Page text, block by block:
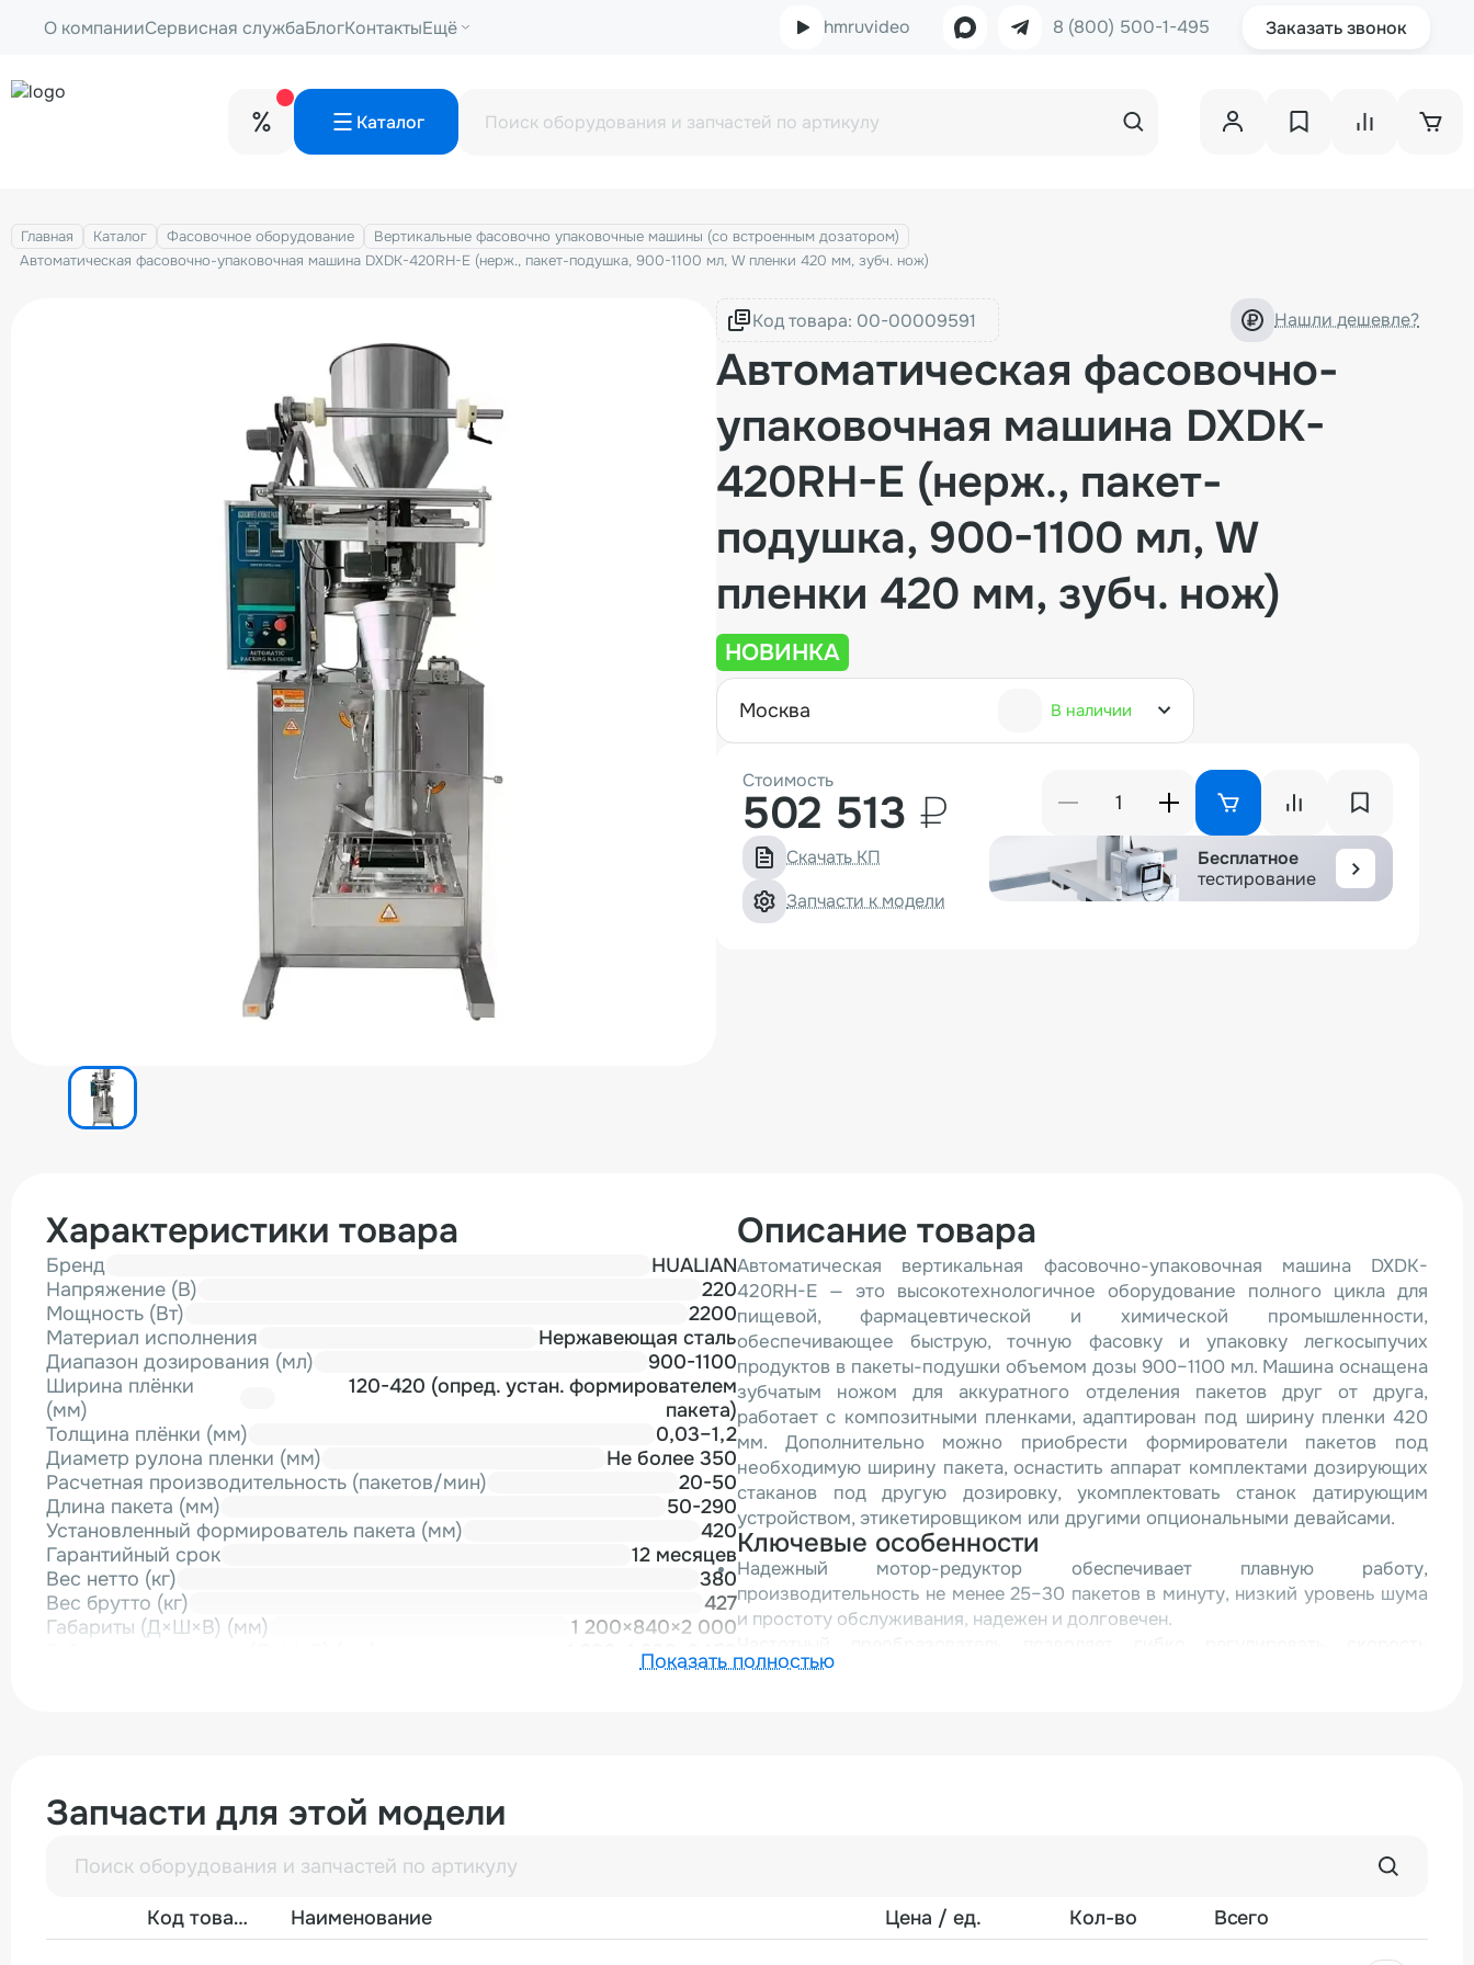
О компанииСервисная службаБлогКонтактыЕщё hmruvideo 8 (800) 500-1-495 Заказать звонок
Каталог
Главная Каталог Фасовочноe оборудование
Вертикальные фасовочно упаковочные машины (со встроенным дозатором)
Автоматическая фасовочно-упаковочная машина DXDK-420RH-E (нерж., пакет-подушка, 900-1100 мл, W пленки 420 мм, зубч. нож)
Код товара: Нашли дешевле?
Автоматическая фасовочно-
упаковочная машина DXDK-
420RH-E (нерж., пакет-
подушка, 900-1100 мл, W
пленки 420 мм, зубч. нож)
НОВИНКА
москва В наличии
Стоимость
502 513 ₽
Скачать КП
Запчасти к модели
Бесплатное
тестирование
Характеристики товара
Бренд
HUALIAN
Напряжение (В)
220
Мощность (Вт)
2200
Материал исполнения
Нержавеющая сталь
Диапазон дозирования (мл)
900-1100
Ширина плёнки
(мм)
120-420 (опред. устан. формирователем
пакета)
Толщина плёнки (мм)
0,03–1,2
Диаметр рулона пленки (мм)
Не более 350
Расчетная производительность (пакетов/мин)
20-50
Длина пакета (мм)
50-290
Установленный формирователь пакета (мм)
420
Гарантийный срок
12 месяцев
Вес нетто (кг)
380
Вес брутто (кг)
427
Габариты (Д×Ш×В) (мм)
1 200×840×2 000
1 290×1 290×2 160
Описание товара
Автоматическая вертикальная фасовочно-упаковочная машина DXDK-
420RH-E — это высокотехнологичное оборудование полного цикла для
пищевой, фармацевтической и химической промышленности,
обеспечивающее быструю, точную фасовку и упаковку легкосыпучих
продуктов в пакеты-подушки объемом дозы 900–1100 мл. Машина оснащена
зубчатым ножом для аккуратного отделения пакетов друг от друга,
работает с композитными пленками, адаптирован под ширину пленки 420
мм. Дополнительно можно приобрести формирователи пакетов под
необходимую ширину пакета, оснастить аппарат комплектами дозирующих
стаканов под другую дозировку, укомплектовать станок датирующим
устройством, этикетировщиком или другими опциональными девайсами.
Ключевые особенности
Надежный мотор-редуктор обеспечивает плавную работу,
производительность не менее 25–30 пакетов в минуту, низкий уровень шума
и простоту обслуживания, надежен и долговечен.
упаковки для оптимальной производительности.
фотоэлектрическое отслеживание меток, диагностику неисправностей с
Приобретая вертикальный фасовочно-упаковочный аппарат в DXDK-420RH-
Показать полностью
Запчасти для этой модели
Код товара Наименование Цена / ед. Кол-во Всего